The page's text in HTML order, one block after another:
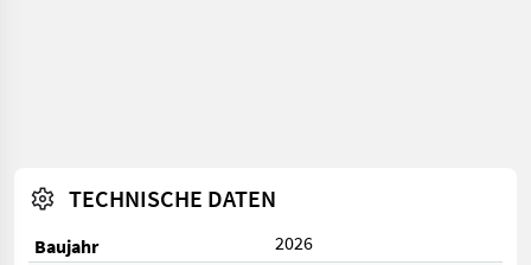
TECHNISCHE DATEN
Baujahr
2026